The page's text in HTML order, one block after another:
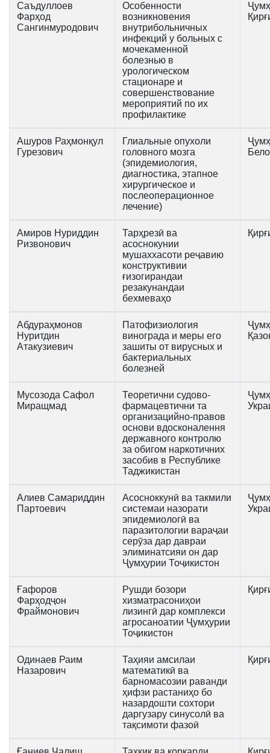
Саъдуллоев
Фарҳод
Сангинмуродович
Особенности
возникновения
внутрибольничных
инфекций у больных с
мочекаменной
болезнью в
урологическом
стационаре и
совершенствование
мероприятий по их
профилактике
Ашуров Раҳмонқул
Гурезович
Глиальные опухоли
головного мозга
(эпидемиология,
диагностика, этапное
хирургическое и
послеоперационное
лечение)
Амиров Нуриддин
Ризвонович
Тарҳрезӣ ва
асоснокунии
мушаххасоти реҷавию
конструктивии
ғизогирандаи
резакунандаи
бехмеваҳо
Абдураҳмонов
Нуритдин
Атакузиевич
Патофизиология
винограда и меры его
зашиты от вирусных и
бактериальных
болезней
Мусозода Сафол
Миращмад
Теоретични судово-
фармацевтични та
организацийно-правов
основи вдосконалення
державного контролю
за обигом наркотичних
засобив в Республике
Таджикистан
Алиев Самариддин
Партоевич
Асосноккунӣ ва такмили
системаи назорати
эпидемиологӣ ва
паразитологии вараҷаи
серӯза дар давраи
элиминатсияи он дар
Ҷумҳурии Тоҷикистон
Ғафоров
Фарҳодҷон
Фраймонович
Рушди бозори
хизматрасониҳои
лизингӣ дар комплекси
агросаноатии Ҷумҳурии
Тоҷикистон
Одинаев Раим
Назарович
Таҳияи амсилаи
математикӣ ва
барномасозии раванди
ҳифзи растаниҳо бо
назардошти сохтори
даргузару синусолӣ ва
тақсимоти фазоӣ